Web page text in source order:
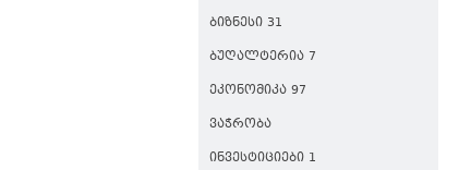
ᲑᲘᲖᲜᲔᲡᲘ 31
ᲑᲣᲦᲐᲚᲢᲔᲠᲘᲐ 7
ᲔᲙᲝᲜᲝᲛᲘᲙᲐ 97
ᲕᲐᲭᲠᲝᲑᲐ
ᲘᲜᲕᲔᲡᲢᲘᲪᲘᲔᲑᲘ 1